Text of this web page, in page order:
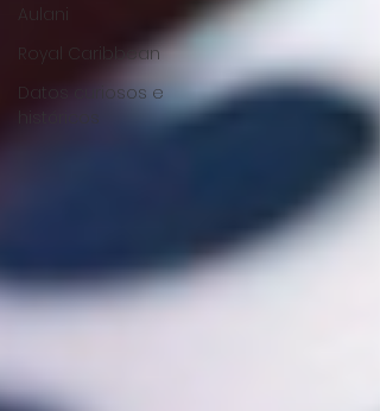
Aulani
Royal Caribbean
Datos curiosos e
históricos